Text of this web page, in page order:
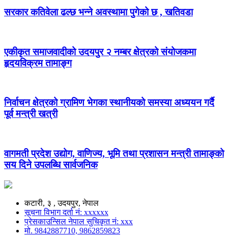
सरकार कतिवेला ढल्छ भन्ने अवस्थामा पुगेको छ , खतिवडा
एकीकृत समाजवादीको उदयपुर २ नम्बर क्षेत्रको संयोजकमा
हृदयविक्रम तामाङ्ग
निर्वाचन क्षेत्रको ग्रामिण भेगका स्थानीयको समस्या अध्ययन गर्दै
पूर्व मन्त्री खत्री
वागमती प्रदेश उद्योग, वाणिज्य, भूमि तथा प्रशासन मन्त्री तामाङ्को
सय दिने उपलब्धि सार्वजनिक
कटारी, ३ , उदयपुर, नेपाल
सूचना विभाग दर्ता नं: xxxxxx
प्रेसकाउन्सिल नेपाल सुचिकृत नं: xxx
मो. 9842887710, 9862859823